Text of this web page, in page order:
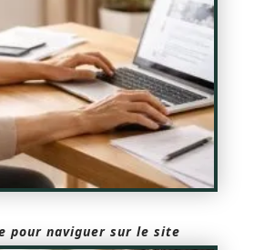
pour naviguer sur le site